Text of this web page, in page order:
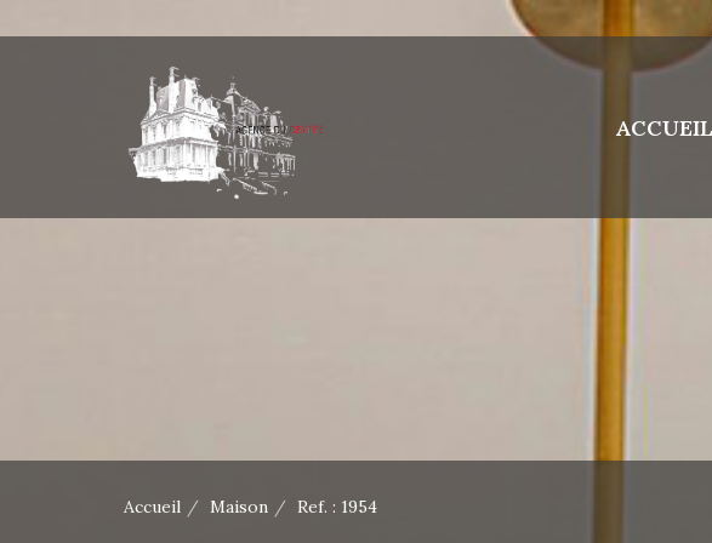
ACCUEIL
Accueil Maison Ref. : 1954